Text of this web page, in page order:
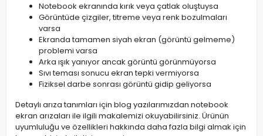
Notebook ekranında kırık veya çatlak oluştuysa
Görüntüde çizgiler, titreme veya renk bozulmaları
varsa
Ekranda tamamen siyah ekran (görüntü gelmeme)
problemi varsa
Arka ışık yanıyor ancak görüntü görünmüyorsa
Sıvı teması sonucu ekran tepki vermiyorsa
Fiziksel darbe sonrası görüntü gidip geliyorsa
Detaylı arıza tanımları için blog yazılarımızdan notebook
ekran arızaları ile ilgili makalemizi okuyabilirsiniz. Ürünün
uyumluluğu ve özellikleri hakkında daha fazla bilgi almak için